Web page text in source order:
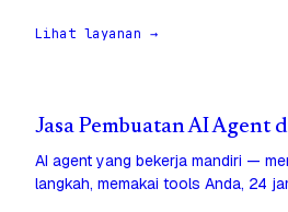
Lihat layanan →
Jasa Pembuatan AI Agent
AI agent yang bekerja mandiri —
langkah, memakai tools Anda, 24